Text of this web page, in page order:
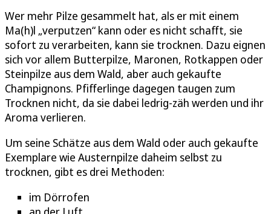
Wer mehr Pilze gesammelt hat, als er mit einem
Ma(h)l „verputzen“ kann oder es nicht schafft, sie
sofort zu verarbeiten, kann sie trocknen. Dazu eignen
sich vor allem Butterpilze, Maronen, Rotkappen oder
Steinpilze aus dem Wald, aber auch gekaufte
Champignons. Pfifferlinge dagegen taugen zum
Trocknen nicht, da sie dabei ledrig-zäh werden und ihr
Aroma verlieren.
Um seine Schätze aus dem Wald oder auch gekaufte
Exemplare wie Austernpilze daheim selbst zu
trocknen, gibt es drei Methoden:
im Dörrofen